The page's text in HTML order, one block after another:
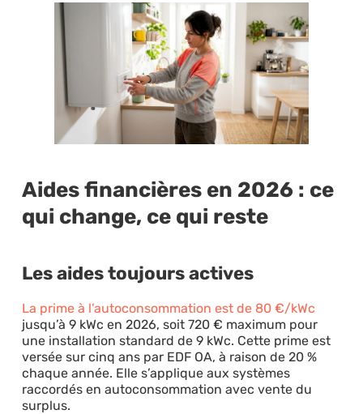
Aides financières en 2026 : ce
qui change, ce qui reste
Les aides toujours actives
La prime à l’autoconsommation est de 80 €/kWc
jusqu’à 9 kWc en 2026, soit 720 € maximum pour
une installation standard de 9 kWc. Cette prime est
versée sur cinq ans par EDF OA, à raison de 20 %
chaque année. Elle s’applique aux systèmes
raccordés en autoconsommation avec vente du
surplus.